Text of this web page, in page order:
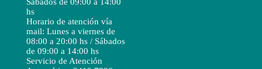
hs
Horario de atención vía
mail: Lunes a viernes de
08:00 a 20:00 hs / Sábados
de 09:00 a 14:00 hs
Servicio de Atención